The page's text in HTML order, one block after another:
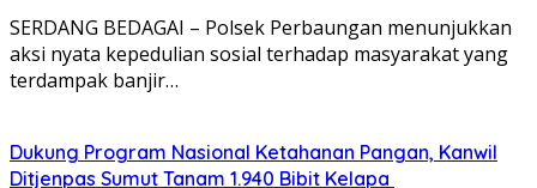
SERDANG BEDAGAI – Polsek Perbaungan menunjukkan
aksi nyata kepedulian sosial terhadap masyarakat yang
terdampak banjir…
Dukung Program Nasional Ketahanan Pangan, Kanwil
Ditjenpas Sumut Tanam 1.940 Bibit Kelapa